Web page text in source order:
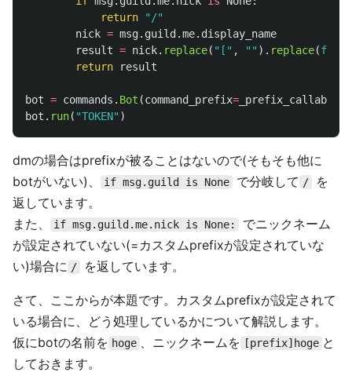
return
" /"
nick = msg. guild .me. display_name
result = nick. replace( " [ " , "" ). replace(f
return
result
bot = commands . Bot (command_prefix= _prefix_callable
bot . run( "TOKEN" )
dmの場合はprefixが被ることはないので(そもそも他に
botがいない)、
if msg.guild is None で分岐して /
を
返しています。
また、
if msg.guild.me.nick is None:
でニックネーム
が設定されていない(=カスタムprefixが設定されていな
い)場合に / を返しています。
さて、ここからが本題です。カスタムprefixが設定されて
いる場合に、どう処理しているかについて解説します。
仮にbotの名前を hoge 、ニックネームを [prefix]hoge と
しておきます。